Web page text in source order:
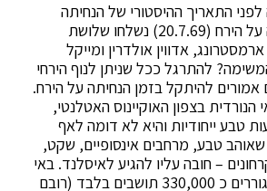
כשנה לפני התאריך ההיסטורי של הנחיתה
המאוישת הראשונה על הירח (20.7.69) נשלחו שלושת
אדווין אולדרין ומייקל
להתרגל ככל שניתן לנוף הירחי
אמורים להיתקל בזמן הנחיתה על הירח.
בצפון האוקיינוס האטלנטי,
טבע ייחודיות והיא לא דומה לאף
טבע, מרחבים אינסופיים, שקט,
– חובה עליו להגיע לאיסלנד. באי
המדהים ביופיו מתגוררים כ 330,000 תושבים בלבד (רובם